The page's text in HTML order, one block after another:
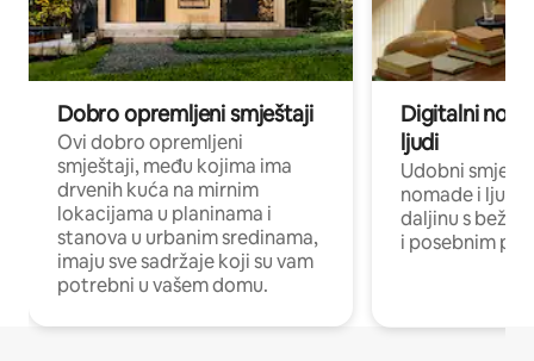
Dobro opremljeni smještaji
Ovi dobro opremljeni
smještaji, među kojima ima
drvenih kuća na mirnim
lokacijama u planinama i
stanova u urbanim sredinama,
imaju sve sadržaje koji su vam
potrebni u vašem domu.
Digitalni
ljudi
Udobni
nomade i ljude
daljinu s
i posebnim